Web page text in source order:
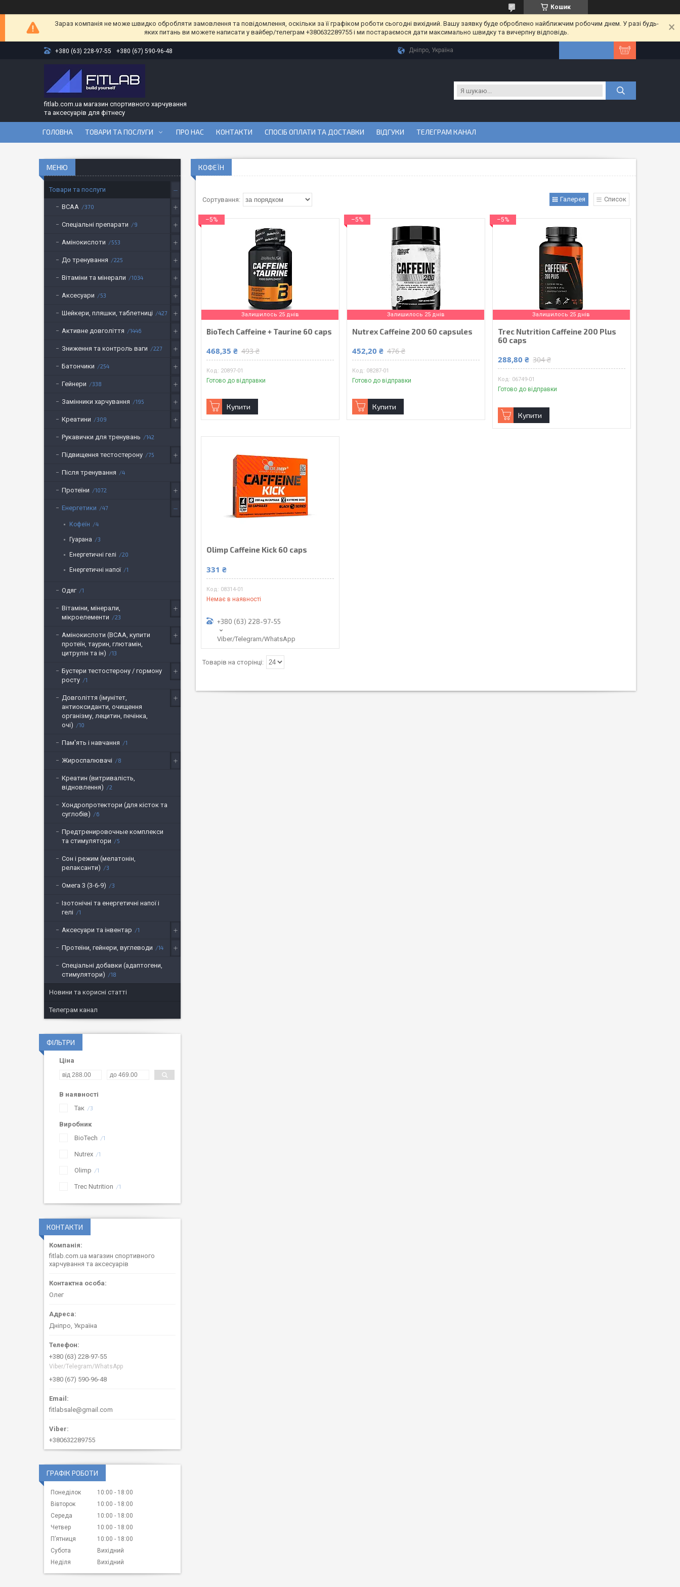
Кошик
Зараз компанія не може швидко обробляти замовлення та повідомлення, оскільки за її графіком роботи сьогодні вихідний. Вашу заявку буде оброблено найближчим робочим днем. У разі будь-
яких питань ви можете написати у вайбер/телеграм +380632289755 і ми постараємося дати максимально швидку та вичерпну відповідь.
+380 (63) 228-97-55 +380 (67) 590-96-48 Дніпро, Україна
fitlab.com.ua магазин спортивного харчування
та аксесуарів для фітнесу
ГОЛОВНА ТОВАРИ ТА ПОСЛУГИ ПРО НАС КОНТАКТИ СПОСІБ ОПЛАТИ ТА ДОСТАВКИ ВІДГУКИ ТЕЛЕГРАМ КАНАЛ
КОФЕЇН
Галерея Список
–5%
Залишилось 25 днів
BioTech Caffeine + Taurine 60 caps
468,35 ₴ 493 ₴
20897-01
Готово до відправки
Купити
–5%
Залишилось 25 днів
Nutrex Caffeine 200 60 capsules
452,20 ₴ 476 ₴
08287-01
Готово до відправки
Купити
–5%
Залишилось 25 днів
Trec Nutrition Caffeine 200 Plus
60 caps
288,80 ₴ 304 ₴
06749-01
Готово до відправки
Купити
Olimp Caffeine Kick 60 caps
331 ₴
08314-01
Немає в наявності
+380 (63) 228-97-55
Viber/Telegram/WhatsApp
Товари та послуги
BCAA 370
Спеціальні препарати 9
Амінокислоти 553
До тренування 225
Вітаміни та мінерали 1034
Аксесуари 53
Шейкери, пляшки, таблетниці 427
Активне довголіття 1446
Зниження та контроль ваги 227
Батончики 254
Гейнери 338
Замінники харчування 195
Креатини 309
Рукавички для тренувань 142
Підвищення тестостерону 75
Після тренування 4
Протеїни 1072
Енергетики 47
Кофеїн 4
Гуарана 3
Енергетичні гелі 20
Енергетичні напої 1
Одяг 1
Вітаміни, мінерали,
мікроелементи
23
Амінокислоти (BCAA, купити
протеїн, таурин, глютамін,
цитрулін та ін)
13
Бустери тестостерону / гормону
росту
1
Довголіття (імунітет,
антиоксиданти, очищення
організму, лецитин, печінка,
очі)
10
Пам'ять і навчання 1
Жироспалювачі 8
Креатин (витривалість,
відновлення)
2
Хондропротектори (для кісток та
суглобів)
6
Предтренировочные комплекси
та стимулятори
5
Сон і режим (мелатонін,
релаксанти)
3
Омега 3 (3-6-9) 3
Ізотонічні та енергетичні напої і
гелі
1
Аксесуари та інвентар 1
Протеїни, гейнери, вуглеводи 14
Спеціальні добавки (адаптогени,
стимулятори)
18
Новини та корисні статті
Телеграм канал
ФІЛЬТРИ
Ціна
В наявності
Так
3
Виробник
BioTech
1
Nutrex 1
Olimp 1
Trec Nutrition 1
КОНТАКТИ
fitlab.com.ua магазин спортивного
харчування та аксесуарів
Олег
Дніпро, Україна
+380 (63) 228-97-55
Viber/Telegram/WhatsApp
+380 (67) 590-96-48
fitlabsale@gmail.com
+380632289755
ГРАФІК РОБОТИ
Понеділок 10:00
18:00
Вівторок
10:00
18:00
Середа
10:00
18:00
Четвер
10:00
18:00
Пʼятниця
10:00
18:00
Субота
Вихідний
Неділя
Вихідний